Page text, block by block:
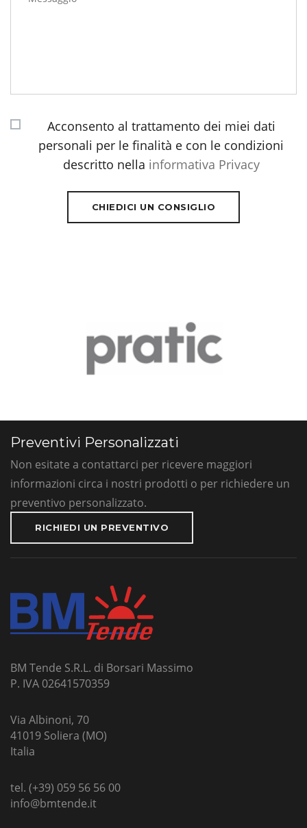
Acconsento al trattamento dei miei dati
personali per le finalità e con le condizioni
descritto nella informativa Privacy
CHIEDICI UN CONSIGLIO
Preventivi Personalizzati
Non esitate a contattarci per ricevere maggiori
informazioni circa i nostri prodotti o per richiedere un
preventivo personalizzato.
RICHIEDI UN PREVENTIVO
BM Tende S.R.L. di Borsari Massimo
P. IVA 02641570359
Via Albinoni, 70
41019 Soliera (MO)
Italia
tel. (+39) 059 56 56 00
info@bmtende.it